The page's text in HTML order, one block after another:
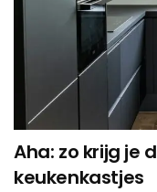
Aha: zo krijg je
keukenkastjes